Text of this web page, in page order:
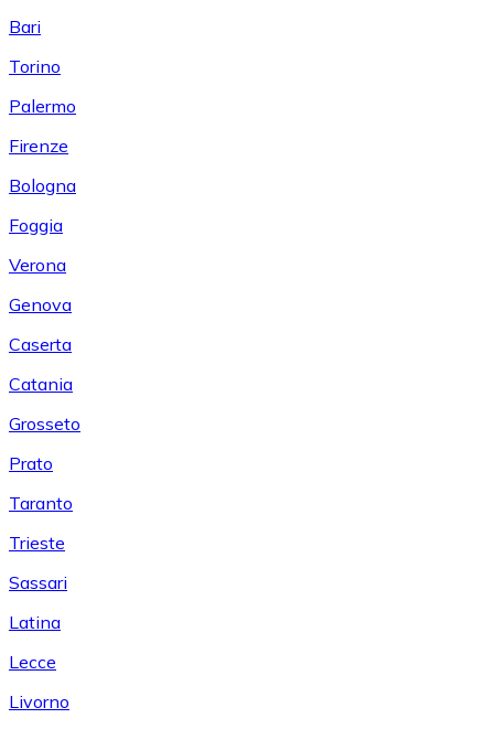
Bari
Torino
Palermo
Firenze
Bologna
Foggia
Verona
Genova
Caserta
Catania
Grosseto
Prato
Taranto
Trieste
Sassari
Latina
Lecce
Livorno